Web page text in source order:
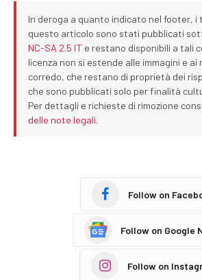
In deroga a quanto indicato nel footer, i
questo articolo sono stati pubblicati
NC-SA 2.5 IT e restano disponibili a tali
licenza non si estende alle immagini e ai
corredo, che restano di proprietà dei
che sono pubblicati solo per finalità
Per dettagli e richieste di rimozione
delle note legali.
Follow on
Follow on Google
Follow on